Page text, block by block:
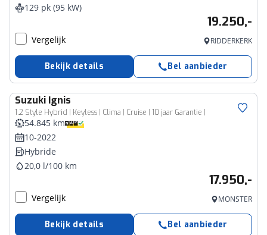
129 pk (95 kW)
19.250,-
Vergelijk RIDDERKERK
Bekijk details Bel aanbieder
Suzuki Ignis
1.2 Style Hybrid | Keyless | Clima | Cruise | 10 jaar Garantie |
54.845 km
10-2022
Hybride
20,0 l/100 km
17.950,-
Vergelijk MONSTER
Bekijk details Bel aanbieder